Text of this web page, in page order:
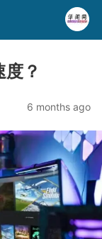
？
6 months ago